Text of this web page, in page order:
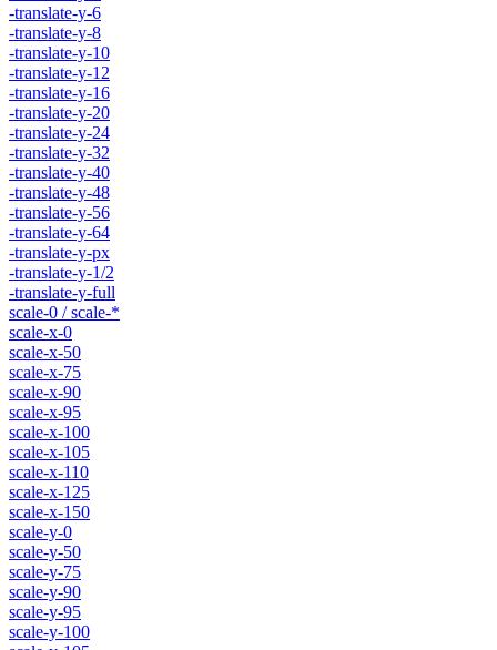
-translate-y-6
-translate-y-8
-translate-y-10
-translate-y-12
-translate-y-16
-translate-y-20
-translate-y-24
-translate-y-32
-translate-y-40
-translate-y-48
-translate-y-56
-translate-y-64
-translate-y-px
-translate-y-1/2
-translate-y-full
scale-0 / scale-*
scale-x-0
scale-x-50
scale-x-75
scale-x-90
scale-x-95
scale-x-100
scale-x-105
scale-x-110
scale-x-125
scale-x-150
scale-y-0
scale-y-50
scale-y-75
scale-y-90
scale-y-95
scale-y-100